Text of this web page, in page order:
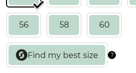
56 58 60